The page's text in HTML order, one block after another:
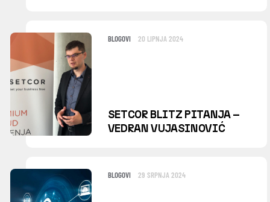
BLOGOVI 20 LIPNJA 2024
SETCOR BLITZ PITANJA –
VEDRAN VUJASINOVIĆ
BLOGOVI 29 SRPNJA 2024